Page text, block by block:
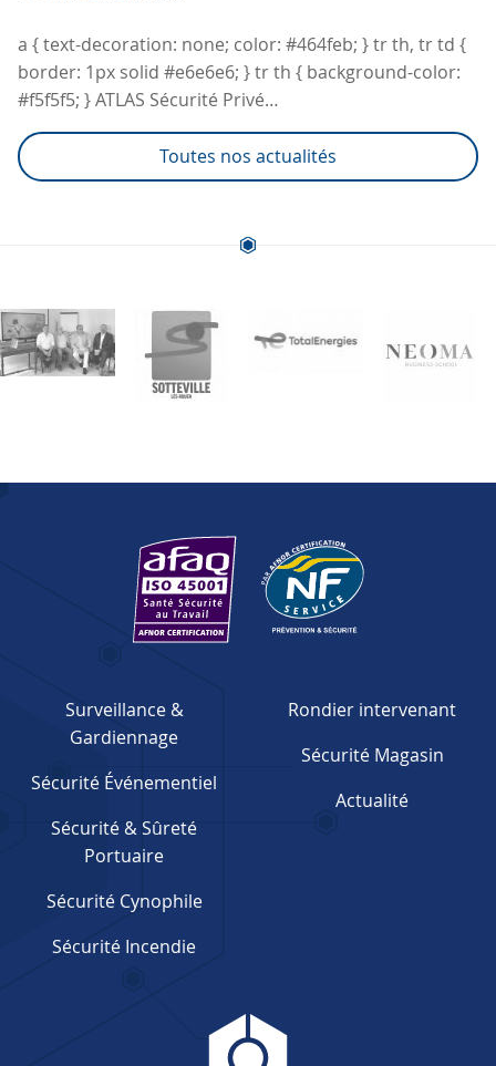
a { text-decoration: none; color: #464feb; } tr th, tr td {
border: 1px solid #e6e6e6; } tr th { background-color:
#f5f5f5; } ATLAS Sécurité Privé…
Toutes nos actualités
Surveillance &
Gardiennage
Sécurité Événementiel
Sécurité & Sûreté
Portuaire
Sécurité Cynophile
Sécurité Incendie
Rondier intervenant
Sécurité Magasin
Actualité